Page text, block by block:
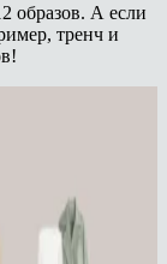
образов. А если
тренч и